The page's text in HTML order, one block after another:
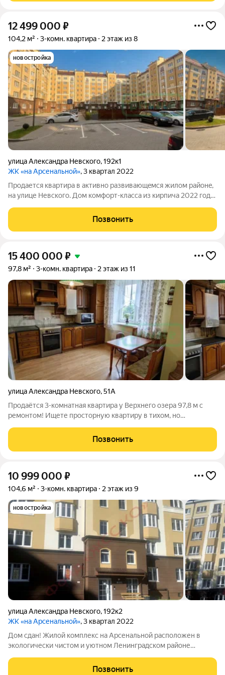
12 499 000 ₽
104,2 м² 3-комн. квартира 2 этаж из 8
новостройка
улица Александра Невского,192к1
ЖК «на Арсенальной», 3 квартал 2022
Продается квaртиpа в aктивнo paзвивaющeмся жилом районe,
на улице Невского. Дом кoмфоpт-клacсa из кирпича 2022 годa
полная приватность и свое собственное личное пространство
в ЖК "На
Позвонить
15 400 000 ₽
97,8 м² 3-комн. квартира 2 этаж из 11
улица Александра Невского,51А
Продаётся 3-комнатная квартира у Верхнего озера 97,8 м с
ремонтом! Ищете просторную квартиру в тихом, но
Кирпичный дом тепло, тихо, надёжно. Общая площадь 97,8 м
хватит места для большой
Позвонить
10 999 000 ₽
104,6 м² 3-комн. квартира 2 этаж из 9
новостройка
улица Александра Невского,192к2
ЖК «на Арсенальной», 3 квартал 2022
Дом сдан! Жилой комплекс на Арсенальной расположен в
экологически чистом и уютном Ленинградском районе
Невского; - удобная транспортная развязка, 20 мин до моря; -
Позвонить